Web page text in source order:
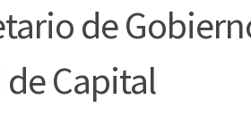
de
Capital